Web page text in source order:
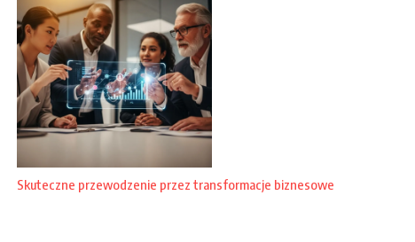
Skuteczne przewodzenie przez transformacje biznesowe